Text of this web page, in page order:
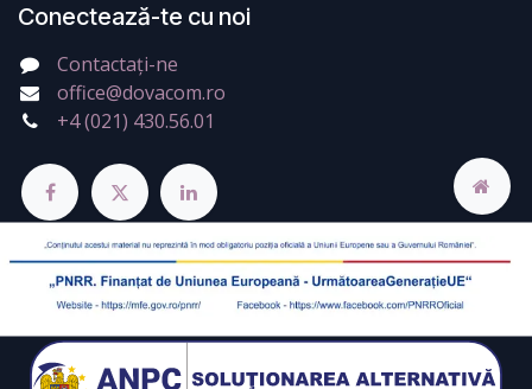
Conectează-te cu noi
Contactați-ne
office@dovacom.ro
+4 (021) 430.56.01